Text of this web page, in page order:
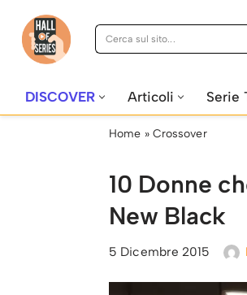
Vai
DISCOVER Articoli Serie
Home » Crossover
10 Donne
New Black
5 Dicembre 2015